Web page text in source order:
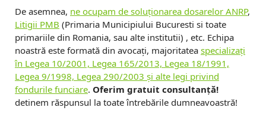
De asemnea, ne ocupam de soluționarea dosarelor ANRP,
Litigii PMB (Primaria Municipiului Bucuresti si toate
primariile din Romania, sau alte institutii) , etc. Echipa
noastră este formată din avocați, majoritatea specializați
în Legea 10/2001, Legea 165/2013, Legea 18/1991,
Legea 9/1998, Legea 290/2003 și alte legi privind
fondurile funciare. Oferim gratuit consultanță!
detinem răspunsul la toate întrebările dumneavoastră!